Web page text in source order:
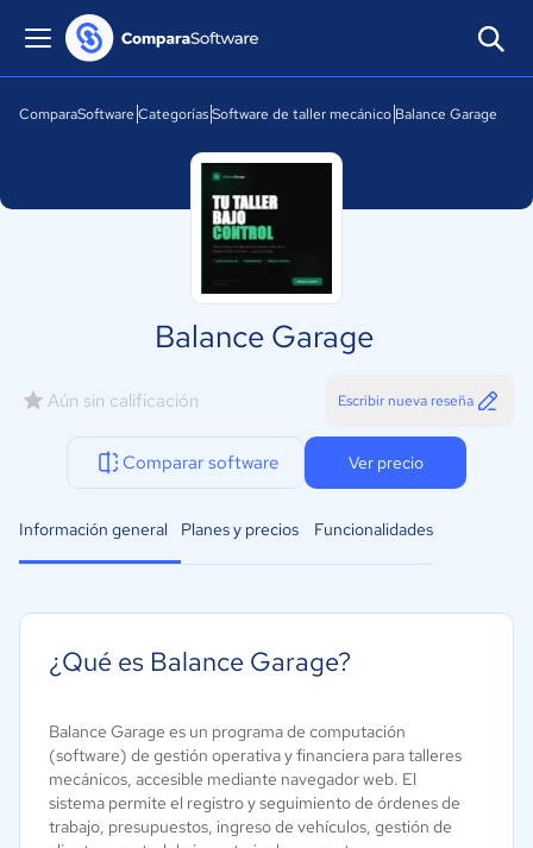
ComparaSoftware CategoríasSoftware de taller mecánico Balance Garage
Balance Garage
Aún sin calificación Escribir nueva reseña
Comparar software Ver precio
Información general Planes y precios Funcionalidades
¿Qué es Balance Garage?
Balance Garage es un programa de computación
(software) de gestión operativa y financiera para talleres
mecánicos, accesible mediante navegador web. El
sistema permite el registro y seguimiento de órdenes de
trabajo, presupuestos, ingreso de vehículos, gestión de